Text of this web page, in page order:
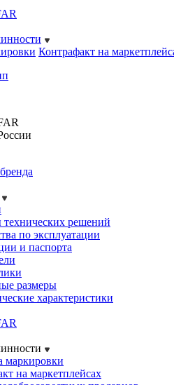
Контрафакт на
решений
по эксплуатации
и паспорта
размеры
характеристики
маркировки
на маркетплейсах